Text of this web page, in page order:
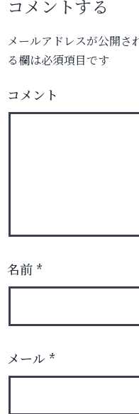
コメントする
メールアドレスが公開さ
る欄は必須項目です
コメント
名前 *
メール *